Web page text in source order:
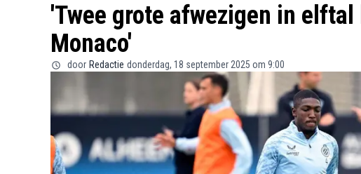
'Twee grote afwezigen in
Monaco'
door Redactie donderdag, 18 september 2025 om 9:00